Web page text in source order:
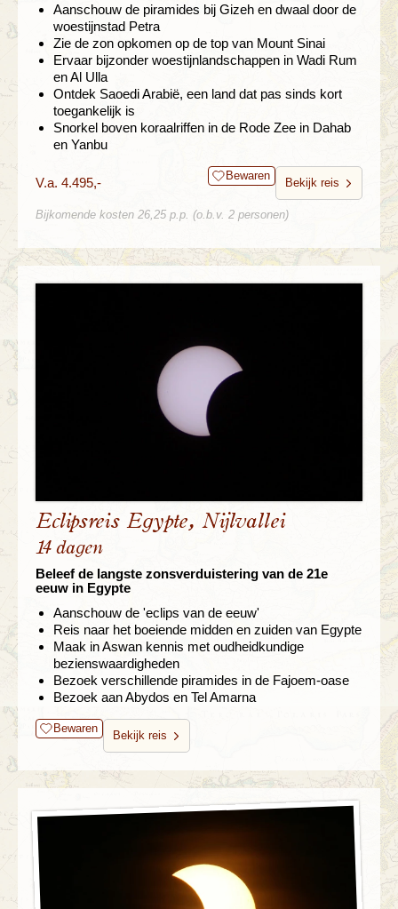
Aanschouw de piramides bij Gizeh en dwaal door de
woestijnstad Petra
Zie de zon opkomen op de top van Mount Sinai
Ervaar bijzonder woestijnlandschappen in Wadi Rum
en Al Ulla
Ontdek Saoedi Arabië, een land dat pas sinds kort
toegankelijk is
Snorkel boven koraalriffen in de Rode Zee in Dahab
en Yanbu
V.a. 4.495,- Bewaren
Bekijk reis
Bijkomende kosten 26,25 p.p. (o.b.v. 2 personen)
Eclipsreis Egypte, Nijlvallei
14 dagen
Beleef de langste zonsverduistering van de 21e
eeuw in Egypte
Aanschouw de 'eclips van de eeuw'
Reis naar het boeiende midden en zuiden van Egypte
Maak in Aswan kennis met oudheidkundige
bezienswaardigheden
Bezoek verschillende piramides in de Fajoem-oase
Bezoek aan Abydos en Tel Amarna
Bewaren
Bekijk reis